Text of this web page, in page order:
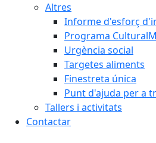
Altres
Informe d'esforç
Programa
Urgència social
Targetes aliments
Finestreta única
Punt d'ajuda per a
Tallers i activitats
Contactar